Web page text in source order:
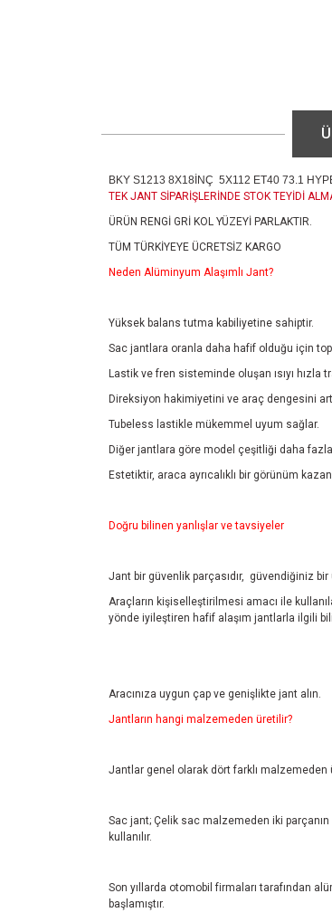
BKY S1213 8X18İNÇ 5X112 ET40 73.1
TEK JANT SİPARİŞLERİNDE STOK TEYİDİ
ÜRÜN RENGİ GRİ KOL YÜZEYİ PARLAKTIR.
TÜM TÜRKİYEYE ÜCRETSİZ KARGO
Neden Alüminyum Alaşımlı Jant?
Yüksek balans tutma kabiliyetine sahiptir.
Sac jantlara oranla daha hafif olduğu için
Lastik ve fren sisteminde oluşan ısıyı
Direksiyon hakimiyetini ve araç dengesini
Tubeless lastikle mükemmel uyum sağlar.
Diğer jantlara göre model çeşitliği daha
Estetiktir, araca ayrıcalıklı bir görünüm
Doğru bilinen yanlışlar ve tavsiyeler
Jant bir güvenlik parçasıdır, güvendiğiniz bir
Araçların kişiselleştirilmesi amacı ile
yönde iyileştiren hafif alaşım jantlarla ilgili
Aracınıza uygun çap ve genişlikte jant alın.
Jantların hangi malzemeden üretilir?
Jantlar genel olarak dört farklı malzemeden
Sac jant; Çelik sac malzemeden iki
kullanılır.
Son yıllarda otomobil firmaları tarafından
başlamıştır.